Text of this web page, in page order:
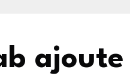
ajoute